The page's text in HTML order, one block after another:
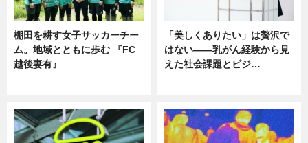
棚田を耕す女子サッカーチー
ム。地域とともに歩む 『FC
越後妻有』
「美しくありたい」は贅沢で
はない――乳がん経験から見
えた社会課題とビジ…